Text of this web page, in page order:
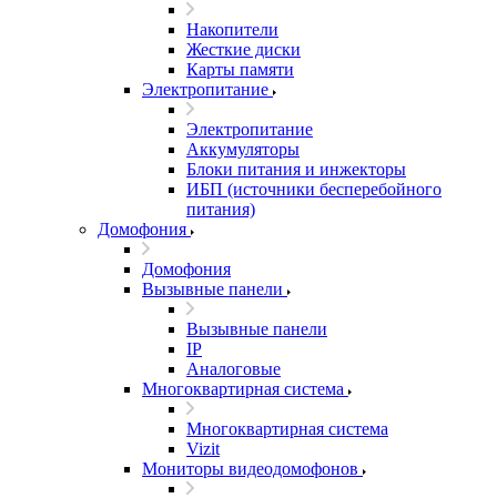
Накопители
Жесткие диски
Карты памяти
Электропитание
Электропитание
Аккумуляторы
Блоки питания и инжекторы
ИБП (источники бесперебойного
питания)
Домофония
Домофония
Вызывные панели
Вызывные панели
IP
Аналоговые
Многоквартирная система
Многоквартирная система
Vizit
Мониторы видеодомофонов